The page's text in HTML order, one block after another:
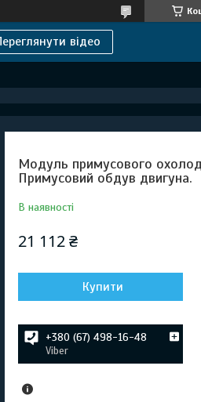
відео
Модуль примусового
Примусовий обдув двигуна.
В наявності
21 112 ₴
Купити
+380 (67) 498-16-48
Viber